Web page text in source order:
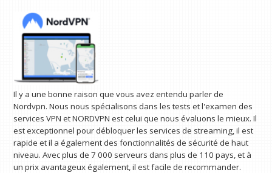
Il y a une bonne raison que vous avez entendu parler de
Nordvpn. Nous nous spécialisons dans les tests et l'examen des
services VPN et NORDVPN est celui que nous évaluons le mieux. Il
est exceptionnel pour débloquer les services de streaming, il est
rapide et il a également des fonctionnalités de sécurité de haut
niveau. Avec plus de 7 000 serveurs dans plus de 110 pays, et à
un prix avantageux également, il est facile de recommander.